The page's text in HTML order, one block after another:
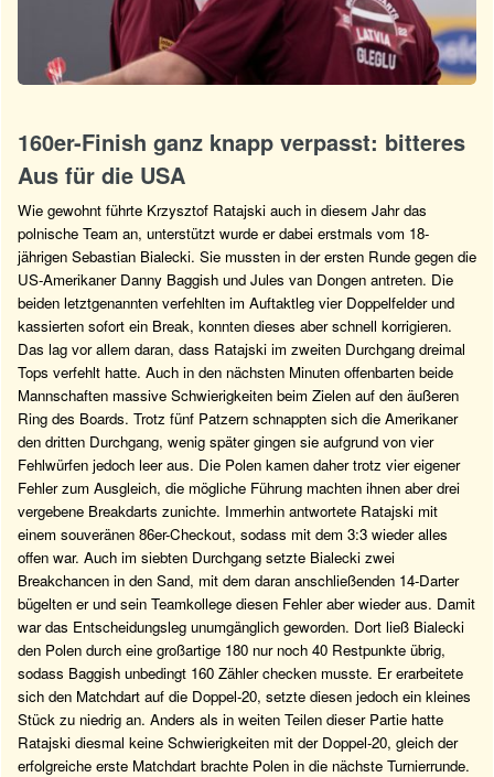
160er-Finish ganz knapp verpasst: bitteres
Aus für die USA
Wie gewohnt führte Krzysztof Ratajski auch in diesem Jahr das
polnische Team an, unterstützt wurde er dabei erstmals vom 18-
jährigen Sebastian Bialecki. Sie mussten in der ersten Runde gegen die
US-Amerikaner Danny Baggish und Jules van Dongen antreten. Die
beiden letztgenannten verfehlten im Auftaktleg vier Doppelfelder und
kassierten sofort ein Break, konnten dieses aber schnell korrigieren.
Das lag vor allem daran, dass Ratajski im zweiten Durchgang dreimal
Tops verfehlt hatte. Auch in den nächsten Minuten offenbarten beide
Mannschaften massive Schwierigkeiten beim Zielen auf den äußeren
Ring des Boards. Trotz fünf Patzern schnappten sich die Amerikaner
den dritten Durchgang, wenig später gingen sie aufgrund von vier
Fehlwürfen jedoch leer aus. Die Polen kamen daher trotz vier eigener
Fehler zum Ausgleich, die mögliche Führung machten ihnen aber drei
vergebene Breakdarts zunichte. Immerhin antwortete Ratajski mit
einem souveränen 86er-Checkout, sodass mit dem 3:3 wieder alles
offen war. Auch im siebten Durchgang setzte Bialecki zwei
Breakchancen in den Sand, mit dem daran anschließenden 14-Darter
bügelten er und sein Teamkollege diesen Fehler aber wieder aus. Damit
war das Entscheidungsleg unumgänglich geworden. Dort ließ Bialecki
den Polen durch eine großartige 180 nur noch 40 Restpunkte übrig,
sodass Baggish unbedingt 160 Zähler checken musste. Er erarbeitete
sich den Matchdart auf die Doppel-20, setzte diesen jedoch ein kleines
Stück zu niedrig an. Anders als in weiten Teilen dieser Partie hatte
Ratajski diesmal keine Schwierigkeiten mit der Doppel-20, gleich der
erfolgreiche erste Matchdart brachte Polen in die nächste Turnierrunde.